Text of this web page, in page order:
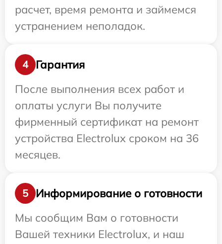
расчет, время ремонта и займемся
устранением неполадок.
4
Гарантия
После выполнения всех работ и
оплаты услуги Вы получите
фирменный сертификат на ремонт
устройства Electrolux сроком на 36
месяцев.
5
Информирование о готовности
Мы сообщим Вам о готовности
Вашей техники Electrolux, и наш